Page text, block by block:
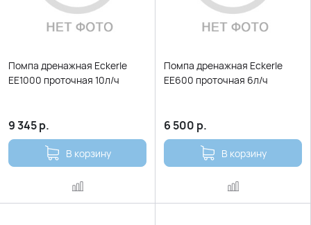
Помпа дренажная Eckerle
EE1000 проточная 10л/ч
9 345р.
В корзину
Помпа дренажная Eckerle
EE600 проточная 6л/ч
6 500 р.
В корзину